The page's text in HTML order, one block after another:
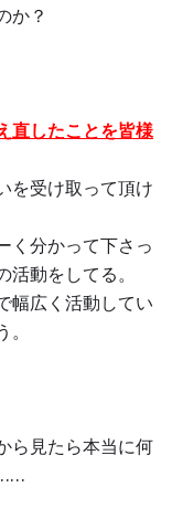
か？
直したことを皆様
を受け取って頂け
く分かって下さっ
動をしてる。
幅広く活動してい
ら見たら本当に何